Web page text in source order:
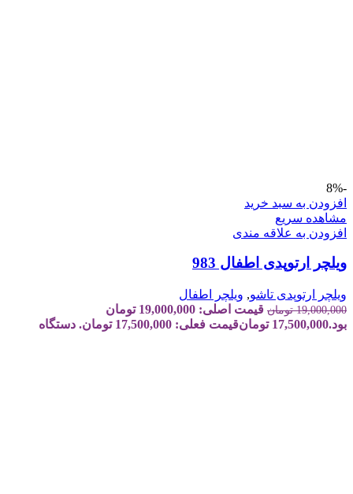
-8%
افزودن به سبد خرید
مشاهده سریع
افزودن به علاقه مندی
ویلچر ارتوپدی اطفال 983
ویلچر ارتوپدی تاشو, ویلچر اطفال
19,000,000 تومان
قیمت اصلی: 19,000,000 تومان
بود.17,500,000 تومانقیمت فعلی: 17,500,000 تومان. دستگاه